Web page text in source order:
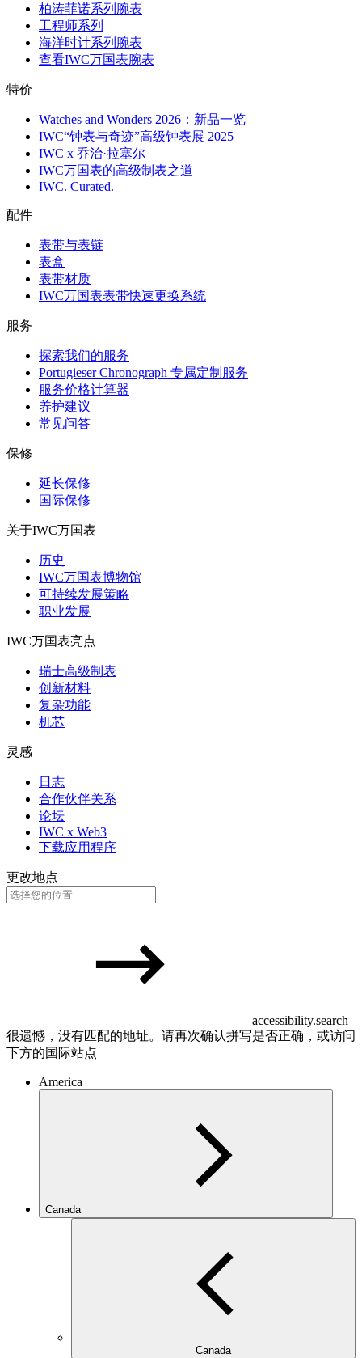
柏涛菲诺系列腕表
工程师系列
海洋时计系列腕表
查看IWC万国表腕表
特价
Watches and Wonders 2026：新品一览
IWC“钟表与奇迹”高级钟表展 2025
IWC x 乔治·拉塞尔
IWC万国表的高级制表之道
IWC. Curated.
配件
表带与表链
表盒
表带材质
IWC万国表表带快速更换系统
服务
探索我们的服务
Portugieser Chronograph 专属定制服务
服务价格计算器
养护建议
常见问答
保修
延长保修
国际保修
关于IWC万国表
历史
IWC万国表博物馆
可持续发展策略
职业发展
IWC万国表亮点
瑞士高级制表
创新材料
复杂功能
机芯
灵感
日志
合作伙伴关系
论坛
IWC x Web3
下载应用程序
更改地点
accessibility.search
很遗憾，没有匹配的地址。请再次确认拼写是否正确，或访问
下方的国际站点
America
Canada
Canada